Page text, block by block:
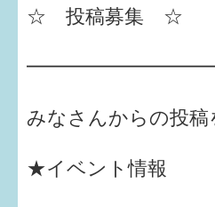
☆ 投稿募集 ☆
みなさんからの投
★イベント情報